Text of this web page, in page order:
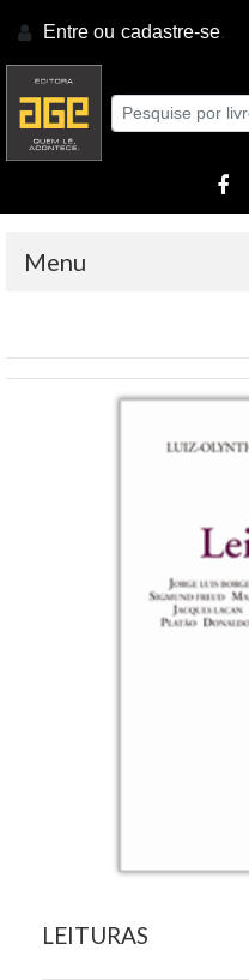
Entre ou cadastre-se.
Menu
LEITURAS